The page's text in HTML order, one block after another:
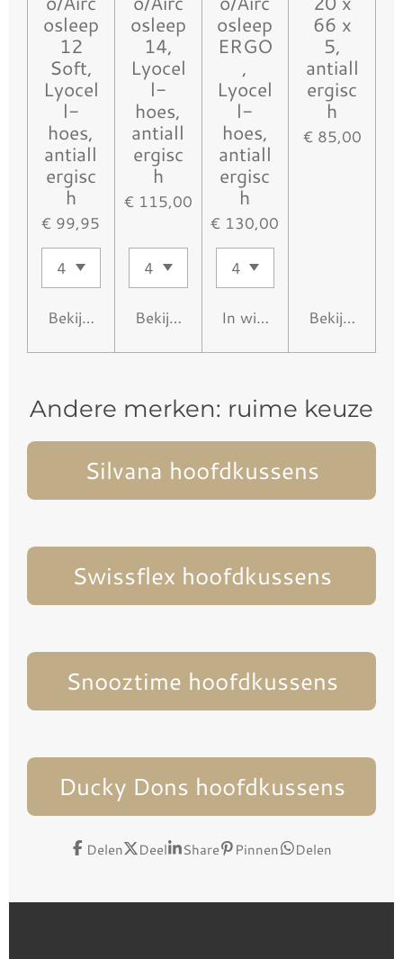
osleep
12
Soft,
Lyocel
l-
hoes,
antiall
ergisc
h
€ 99,95
Bekijk details
osleep
14,
Lyocel
l-
hoes,
antiall
ergisc
h
€ 115,00
Bekijk details
osleep
ERGO
,
Lyocel
l-
hoes,
antiall
ergisc
h
€ 130,00
In winkelwagen
66 x
5,
antiall
ergisc
h
€ 85,00
Bekijk details
Andere merken: ruime keuze
Silvana hoofdkussens
Swissflex hoofdkussens
Snooztime hoofdkussens
Ducky Dons hoofdkussens
Delen Deel Share Pinnen Delen